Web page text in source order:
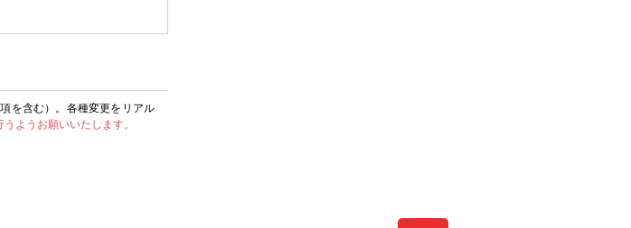
を含む）。各種変更をリアル
ようお願いいたします。